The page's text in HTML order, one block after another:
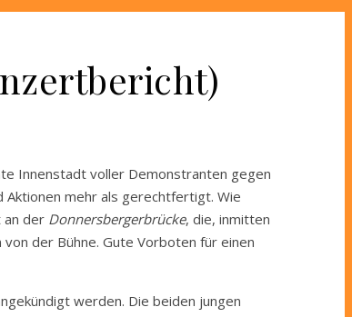
Innenstadt voller Demonstranten gegen
Aktionen mehr als gerechtfertigt. Wie
an der Donnersbergerbrücke, die, inmitten
der Bühne. Gute Vorboten für einen
werden. Die beiden jungen